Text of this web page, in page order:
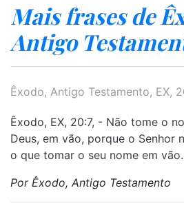
Mais frases de
Antigo
Êxodo, Antigo Testamento, EX,
Êxodo, EX, 20:7, - Não tome o
Deus, em vão, porque o Senhor
o que tomar o seu nome em vão.
Por Êxodo, Antigo Testamento